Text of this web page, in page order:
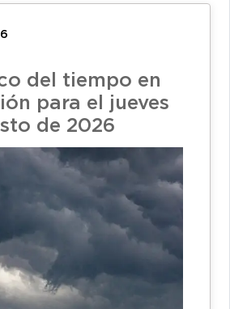
del tiempo en
para el jueves
de 2026